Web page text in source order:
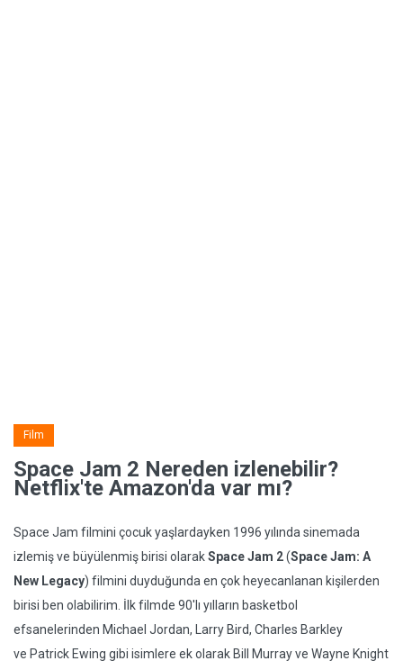
Film
Space Jam 2 Nereden izlenebilir?
Netflix'te Amazon'da var mı?
Space Jam filmini çocuk yaşlardayken 1996 yılında sinemada
izlemiş ve büyülenmiş birisi olarakSpace Jam 2(Space Jam: A
New Legacy) filmini duyduğunda en çok heyecanlanan kişilerden
birisi ben olabilirim. İlk filmde 90'lı yılların basketbol
efsanelerinden Michael Jordan, Larry Bird, Charles Barkley
ve Patrick Ewing gibi isimlere ek olarak Bill Murray ve Wayne Knight